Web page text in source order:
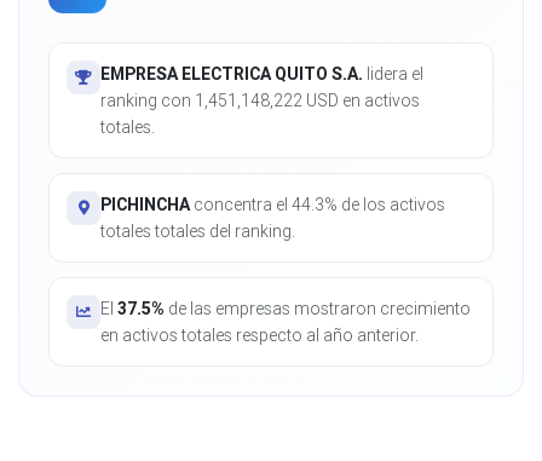
EMPRESA ELECTRICA QUITO S.A. lidera el
ranking con 1,451,148,222 USD en activos
totales.
PICHINCHAconcentra el 44.3% de los activos
totales totales del ranking.
El 37.5% de las empresas mostraron crecimiento
en activos totales respecto al año anterior.